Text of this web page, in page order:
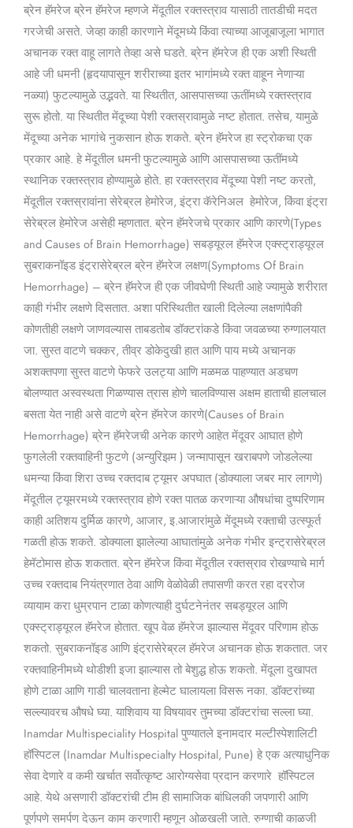
ब्रेन हॅमरेज ब्रेन हॅमरेज म्हणजे मेंदूतील रक्तस्त्राव यासाठी तातडीची मदत
गरजेची असते. जेव्हा काही कारणाने मेंदूमध्ये किंवा त्याच्या आजूबाजूला भागात
अचानक रक्त वाहू लागते तेव्हा असे घडते. ब्रेन हॅमरेज ही एक अशी स्थिती
आहे जी धमनी (हृदयापासून शरीराच्या इतर भागांमध्ये रक्त वाहून नेणाऱ्या
नळ्या) फुटल्यामुळे उद्भवते. या स्थितीत, आसपासच्या ऊतींमध्ये रक्तस्त्राव
सुरू होतो. या स्थितीत मेंदूच्या पेशी रक्तस्रावामुळे नष्ट होतात. तसेच, यामुळे
मेंदूच्या अनेक भागांचे नुकसान होऊ शकते. ब्रेन हॅमरेज हा स्ट्रोकचा एक
प्रकार आहे. हे मेंदूतील धमनी फुटल्यामुळे आणि आसपासच्या ऊतींमध्ये
स्थानिक रक्तस्त्राव होण्यामुळे होते. हा रक्तस्त्राव मेंदूच्या पेशी नष्ट करतो,
मेंदूतील रक्तस्रावांना सेरेब्रल हेमोरेज, इंट्रा कॅरेनिअल हेमोरेज, किंवा इंट्रा
सेरेब्रल हेमोरेज असेही म्हणतात. ब्रेन हॅमरेजचे प्रकार आणि कारणे(Types
and Causes of Brain Hemorrhage) सबड्यूरल हॅमरेज एक्स्ट्राड्यूरल
सुबराकनॉइड इंट्रासेरेब्रल ब्रेन हॅमरेज लक्षण(Symptoms Of Brain
Hemorrhage) – ब्रेन हॅमरेज ही एक जीवघेणी स्थिती आहे ज्यामुळे शरीरात
काही गंभीर लक्षणे दिसतात. अशा परिस्थितीत खाली दिलेल्या लक्षणांपैकी
कोणतीही लक्षणे जाणवल्यास ताबडतोब डॉक्टरांकडे किंवा जवळच्या रुग्णालयात
जा. सुस्त वाटणे चक्कर, तीव्र डोकेदुखी हात आणि पाय मध्ये अचानक
अशक्तपणा सुस्त वाटणे फेफरे उलट्या आणि मळमळ पाहण्यात अडचण
बोलण्यात अस्वस्थता गिळण्यास त्रास होणे चालविण्यास अक्षम हाताची हालचाल
बसता येत नाही असे वाटणे ब्रेन हॅमरेज कारणे(Causes of Brain
Hemorrhage) ब्रेन हॅमरेजची अनेक कारणे आहेत मेंदूवर आघात होणे
फुगलेली रक्तवाहिनी फुटणे (अन्युरिझम ) जन्मापासून खराबपणे जोडलेल्या
धमन्या किंवा शिरा उच्च रक्तदाब ट्यूमर अपघात (डोक्याला जबर मार लागणे)
मेंदूतील ट्यूमरमध्ये रक्तस्त्राव होणे रक्त पातळ करणाऱ्या औषधांचा दुष्परिणाम
काही अतिशय दुर्मिळ कारणे, आजार, इ.आजारांमुळे मेंदूमध्ये रक्ताची उत्स्फूर्त
गळती होऊ शकते. डोक्याला झालेल्या आघातांमुळे अनेक गंभीर इन्ट्रासेरेब्रल
हेमॅटोमास होऊ शकतात. ब्रेन हॅमरेज किंवा मेंदूतील रक्तस्राव रोखण्याचे मार्ग
उच्च रक्तदाब नियंत्रणात ठेवा आणि वेळोवेळी तपासणी करत रहा दररोज
व्यायाम करा धुम्रपान टाळा कोणत्याही दुर्घटनेनंतर सबड्यूरल आणि
एक्स्ट्राड्यूरल हॅमरेज होतात. खूप वेळ हॅमरेज झाल्यास मेंदूवर परिणाम होऊ
शकतो. सुबराकनॉइड आणि इंट्रासेरेब्रल हॅमरेज अचानक होऊ शकतात. जर
रक्तवाहिनीमध्ये थोडीशी इजा झाल्यास तो बेशुद्ध होऊ शकतो. मेंदूला दुखापत
होणे टाळा आणि गाडी चालवताना हेल्मेट घालायला विसरू नका. डॉक्टरांच्या
सल्ल्यावरच औषधे घ्या. याशिवाय या विषयावर तुमच्या डॉक्टरांचा सल्ला घ्या.
Inamdar Multispeciality Hospital पुण्यातले इनामदार मल्टीस्पेशालिटी
हॉस्पिटल (Inamdar Multispecialty Hospital, Pune) हे एक अत्याधुनिक
सेवा देणारे व कमी खर्चात सर्वोत्कृष्ट आरोग्यसेवा प्रदान करणारे हॉस्पिटल
आहे. येथे असणारी डॉक्टरांची टीम ही सामाजिक बांधिलकी जपणारी आणि
पूर्णपणे समर्पण देऊन काम करणारी म्हणून ओळखली जाते. रुग्णाची काळजी